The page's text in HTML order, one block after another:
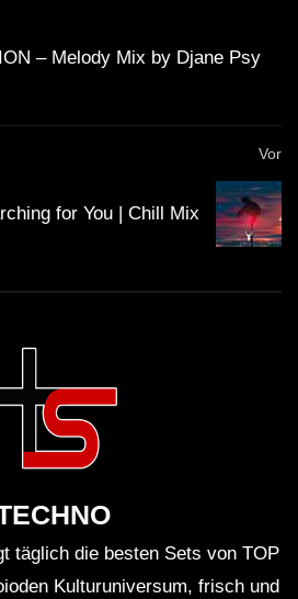
– I Know
watch?v=1_G7D…
– Be With U
add/djadig
adigofficial
– Melody Mix by Djane Psy
Vor
for You | Chill Mix
täglich die besten Sets von TOP
Kulturuniversum, frisch und